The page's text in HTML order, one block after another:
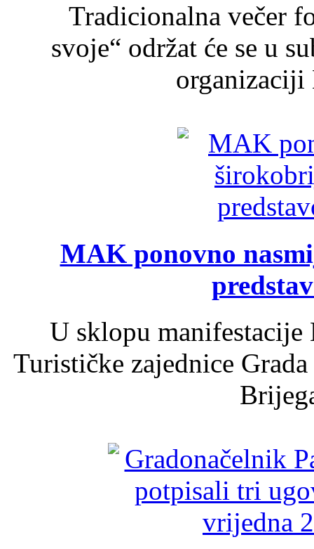
Tradicionalna večer
svoje“ održat će se u
organizaciji
MAK ponovno
U sklopu
Turističke zajednice